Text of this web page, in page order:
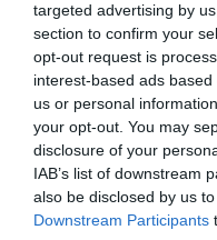
targeted advertising by
section to confirm your
opt-out request is
interest-based ads
us or personal
your opt-out. You may
disclosure of your
IAB’s list of downstream
also be disclosed by us
Downstream Participants